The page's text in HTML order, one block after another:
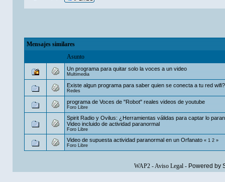
Mensajes similares
Asunto
Un programa para quitar solo la voces a un video
Multimedia
Existe algun programa para saber quien se conecta a tu red wifi?
Redes
programa de Voces de "Robot" reales videos de youtube
Foro Libre
Spirit Radio y Ovilus: ¿Herramientas válidas para captar lo
Video incluido de actividad paranormal
Foro Libre
Video de supuesta actividad paranormal en un Orfanato«1 2»
Foro Libre
WAP2-Aviso Legal- Powered by